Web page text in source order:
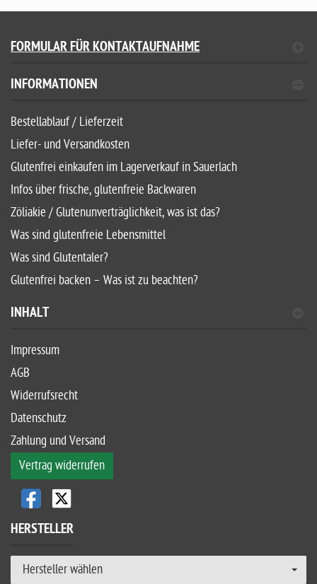
FORMULAR FÜR KONTAKTAUFNAHME
INFORMATIONEN
Bestellablauf / Lieferzeit
Liefer- und Versandkosten
Glutenfrei einkaufen im Lagerverkauf in Sauerlach
Infos über frische, glutenfreie Backwaren
Zöliakie / Glutenunverträglichkeit, was ist das?
Was sind glutenfreie Lebensmittel
Was sind Glutentaler?
Glutenfrei backen – Was ist zu beachten?
INHALT
Impressum
AGB
Widerrufsrecht
Datenschutz
Zahlung und Versand
Vertrag widerrufen
HERSTELLER
Hersteller wählen